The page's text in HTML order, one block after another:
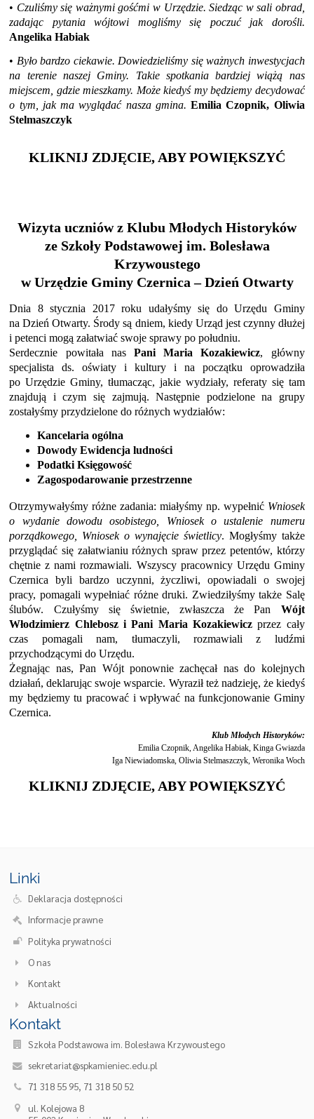
• Czuliśmy się ważnymi gośćmi w Urzędzie. Siedząc w sali obrad,
zadając pytania wójtowi mogliśmy się poczuć jak dorośli.
Angelika Habiak
• Było bardzo ciekawie. Dowiedzieliśmy się ważnych inwestycjach
na terenie naszej Gminy. Takie spotkania bardziej wiążą nas
miejscem, gdzie mieszkamy. Może kiedyś my będziemy decydować
o tym, jak ma wyglądać nasza gmina.Emilia Czopnik, Oliwia
Stelmaszczyk
KLIKNIJ ZDJĘCIE, ABY POWIĘKSZYĆ
Wizyta uczniów z Klubu Młodych Historyków
ze Szkoły Podstawowej im. Bolesława
Krzywoustego
w Urzędzie Gminy Czernica – Dzień Otwarty
Dnia 8 stycznia 2017 roku udałyśmy się do Urzędu Gminy
na Dzień Otwarty. Środy są dniem, kiedy Urząd jest czynny dłużej
i petenci mogą załatwiać swoje sprawy po południu.
Serdecznie powitała nas Pani Maria Kozakiewicz, główny
specjalista ds. oświaty i kultury i na początku oprowadziła
po Urzędzie Gminy, tłumacząc, jakie wydziały, referaty się tam
znajdują i czym się zajmują. Następnie podzielone na grupy
zostałyśmy przydzielone do różnych wydziałów:
Kancelaria ogólna
Dowody Ewidencja ludności
Podatki Księgowość
Zagospodarowanie przestrzenne
Otrzymywałyśmy różne zadania: miałyśmy np. wypełnić Wniosek
o wydanie dowodu osobistego, Wniosek o ustalenie numeru
porządkowego, Wniosek o wynajęcie świetlicy. Mogłyśmy także
przyglądać się załatwianiu różnych spraw przez petentów, którzy
chętnie z nami rozmawiali. Wszyscy pracownicy Urzędu Gminy
Czernica byli bardzo uczynni, życzliwi, opowiadali o swojej
pracy, pomagali wypełniać różne druki. Zwiedziłyśmy także Salę
ślubów. Czułyśmy się świetnie, zwłaszcza że Pan Wójt
Włodzimierz Chlebosz i Pani Maria Kozakiewiczprzez cały
czas pomagali nam, tłumaczyli, rozmawiali z ludźmi
przychodzącymi do Urzędu.
Żegnając nas, Pan Wójt ponownie zachęcał nas do kolejnych
działań, deklarując swoje wsparcie. Wyraził też nadzieję, że kiedyś
my będziemy tu pracować i wpływać na funkcjonowanie Gminy
Czernica.
Klub Młodych Historyków:
Emilia Czopnik, Angelika Habiak, Kinga Gwiazda
Iga Niewiadomska, Oliwia Stelmaszczyk, Weronika Woch
KLIKNIJ ZDJĘCIE, ABY POWIĘKSZYĆ
Linki
Deklaracja dostępności
Informacje prawne
Polityka prywatności
O nas
Kontakt
Aktualności
Kontakt
Szkoła Podstawowa im. Bolesława Krzywoustego
sekretariat@spkamieniec.edu.pl
71 318 55 95, 71 318 50 52
ul. Kolejowa 8